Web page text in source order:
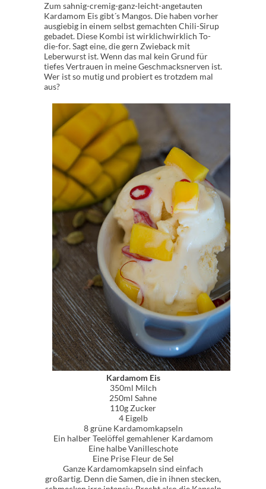
Zum sahnig-cremig-ganz-leicht-angetauten
Kardamom Eis gibt´s Mangos. Die haben vorher
ausgiebig in einem selbst gemachten Chili-Sirup
gebadet. Diese Kombi ist wirklichwirklich To-
die-for. Sagt eine, die gern Zwieback mit
Leberwurst ist. Wenn das mal kein Grund für
tiefes Vertrauen in meine Geschmacksnerven ist.
Wer ist so mutig und probiert es trotzdem mal
aus?
Kardamom Eis
350ml Milch
250ml Sahne
110g Zucker
4 Eigelb
8 grüne Kardamomkapseln
Ein halber Teelöffel gemahlener Kardamom
Eine halbe Vanilleschote
Eine Prise Fleur de Sel
Ganze Kardamomkapseln sind einfach
großartig. Denn die Samen, die in ihnen stecken,